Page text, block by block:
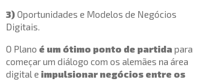
3) Oportunidades e Modelos de Negócios
Digitais.
O Plano é um ótimo ponto de partida para
começar um diálogo com os alemães na área
digital e impulsionar negócios entre os